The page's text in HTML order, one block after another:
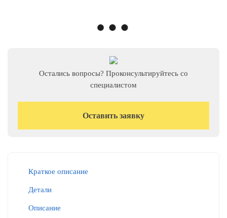
Остались вопросы? Проконсультируйтесь со
специалистом
Оставить заявку
Краткое описание
Детали
Описание